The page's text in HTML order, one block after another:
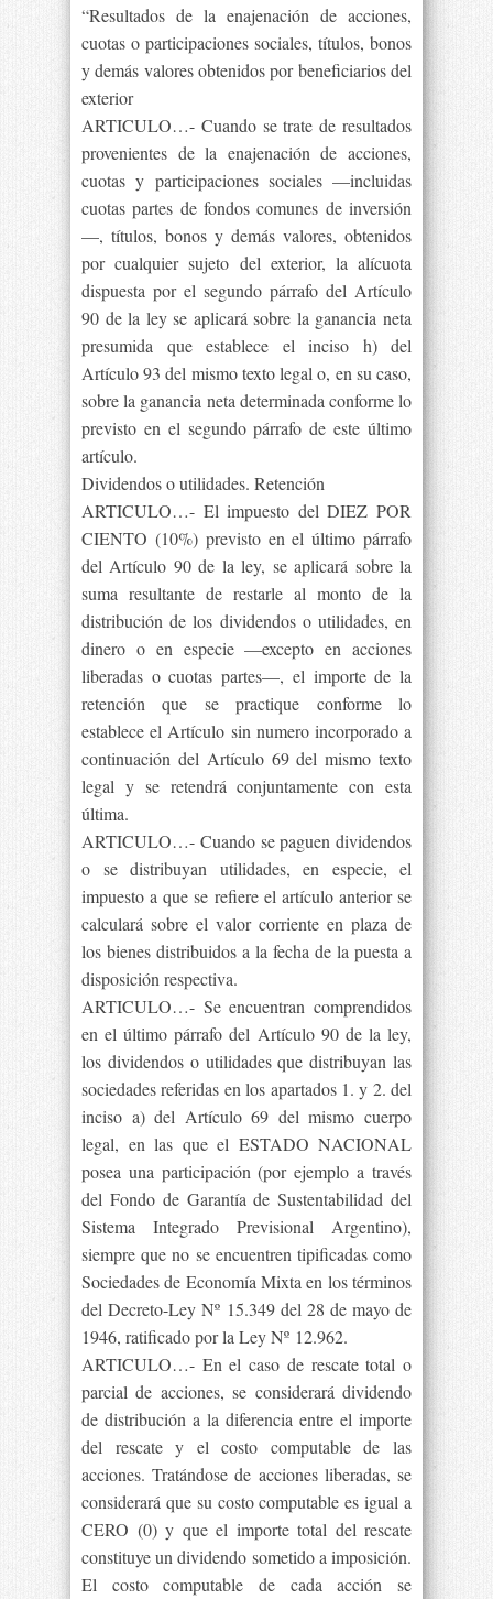
“Resultados de la enajenación de acciones,
cuotas o participaciones sociales, títulos, bonos
y demás valores obtenidos por beneficiarios del
exterior
ARTICULO…- Cuando se trate de resultados
provenientes de la enajenación de acciones,
cuotas y participaciones sociales —incluidas
cuotas partes de fondos comunes de inversión
—, títulos, bonos y demás valores, obtenidos
por cualquier sujeto del exterior, la alícuota
dispuesta por el segundo párrafo del Artículo
90 de la ley se aplicará sobre la ganancia neta
presumida que establece el inciso h) del
Artículo 93 del mismo texto legal o, en su caso,
sobre la ganancia neta determinada conforme lo
previsto en el segundo párrafo de este último
artículo.
Dividendos o utilidades. Retención
ARTICULO…- El impuesto del DIEZ POR
CIENTO (10%) previsto en el último párrafo
del Artículo 90 de la ley, se aplicará sobre la
suma resultante de restarle al monto de la
distribución de los dividendos o utilidades, en
dinero o en especie —excepto en acciones
liberadas o cuotas partes—, el importe de la
retención que se practique conforme lo
establece el Artículo sin numero incorporado a
continuación del Artículo 69 del mismo texto
legal y se retendrá conjuntamente con esta
última.
ARTICULO…- Cuando se paguen dividendos
o se distribuyan utilidades, en especie, el
impuesto a que se refiere el artículo anterior se
calculará sobre el valor corriente en plaza de
los bienes distribuidos a la fecha de la puesta a
disposición respectiva.
ARTICULO…- Se encuentran comprendidos
en el último párrafo del Artículo 90 de la ley,
los dividendos o utilidades que distribuyan las
sociedades referidas en los apartados 1. y 2. del
inciso a) del Artículo 69 del mismo cuerpo
legal, en las que el ESTADO NACIONAL
posea una participación (por ejemplo a través
del Fondo de Garantía de Sustentabilidad del
Sistema Integrado Previsional Argentino),
siempre que no se encuentren tipificadas como
Sociedades de Economía Mixta en los términos
del Decreto-Ley Nº 15.349 del 28 de mayo de
1946, ratificado por la Ley Nº 12.962.
ARTICULO…- En el caso de rescate total o
parcial de acciones, se considerará dividendo
de distribución a la diferencia entre el importe
del rescate y el costo computable de las
acciones. Tratándose de acciones liberadas, se
considerará que su costo computable es igual a
CERO (0) y que el importe total del rescate
constituye un dividendo sometido a imposición.
El costo computable de cada acción se